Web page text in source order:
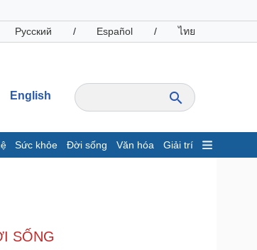
Русский / Español / ไทย
English
Sức khỏe Đời sống Văn hóa Giải trí
SỐNG